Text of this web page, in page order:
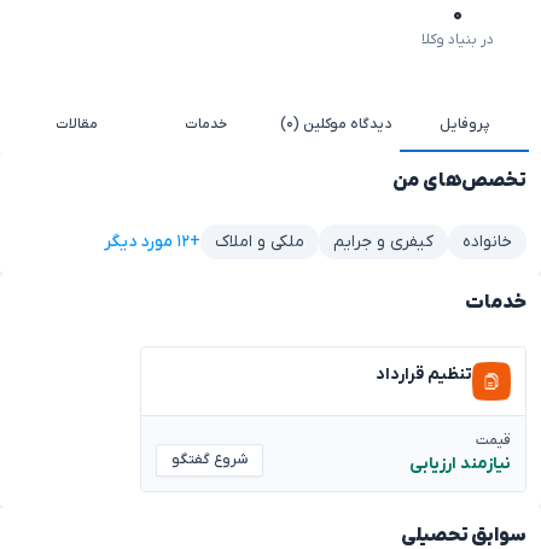
۰
در بنیاد وکلا
پروفایل دیدگاه موکلین (۰) خدمات مقالات
تخصص‌های من
خانواده کیفری و جرایم ملکی و املاک +۱۲ مورد دیگر
خدمات
تنظیم قرارداد
قیمت
نیازمند ارزیابی شروع گفتگو
سوابق تحصیلی